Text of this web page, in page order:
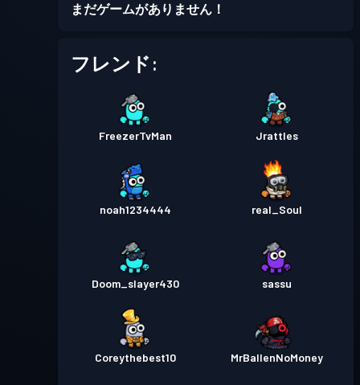
まだゲームがありません！
フレンド:
FreezerTvMan Jrattles
noah1234444 real_Soul
Doom_slayer430 sassu
Coreythebest10 MrBallenNoMoney